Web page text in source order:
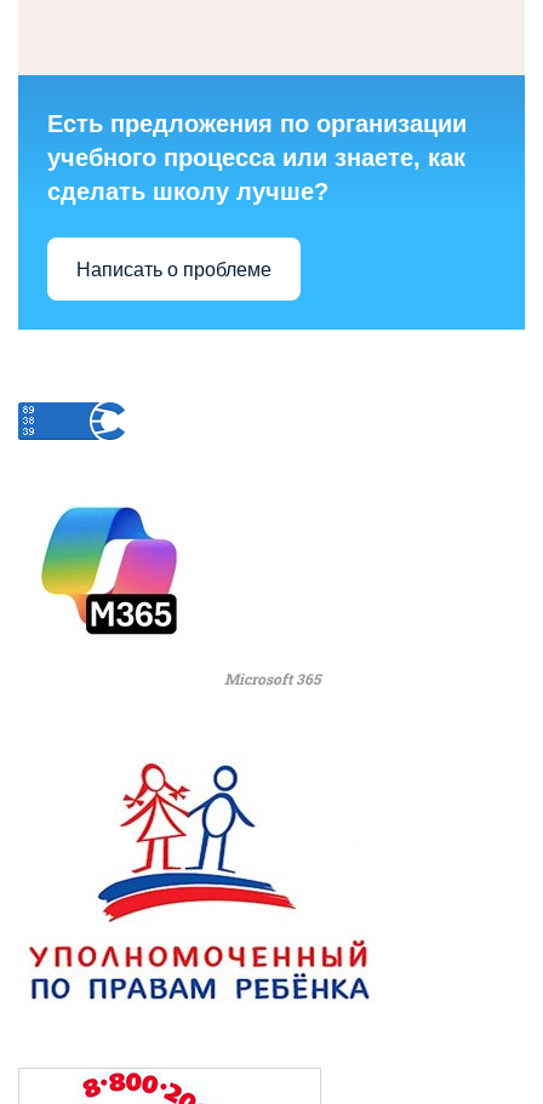
Есть предложения по организации
учебного процесса или знаете, как
сделать школу лучше?
Написать о проблеме
Microsoft 365